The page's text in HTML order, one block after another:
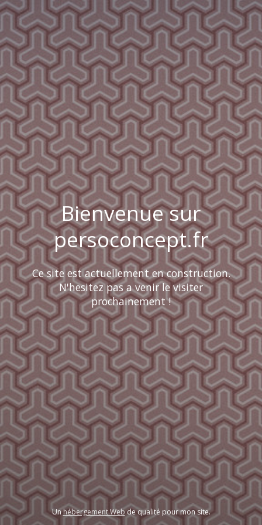
Bienvenue sur
persoconcept.fr
Ce site est actuellement en construction.
N'hesitez pas a venir le visiter
prochainement !
Unhébergement Webde qualité pour mon site.